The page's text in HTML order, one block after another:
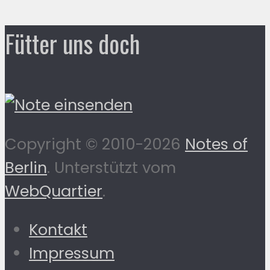
Fütter uns doch
Copyright © 2010-2026 Notes of
Berlin. Unterstützt vom
WebQuartier.
Kontakt
Impressum